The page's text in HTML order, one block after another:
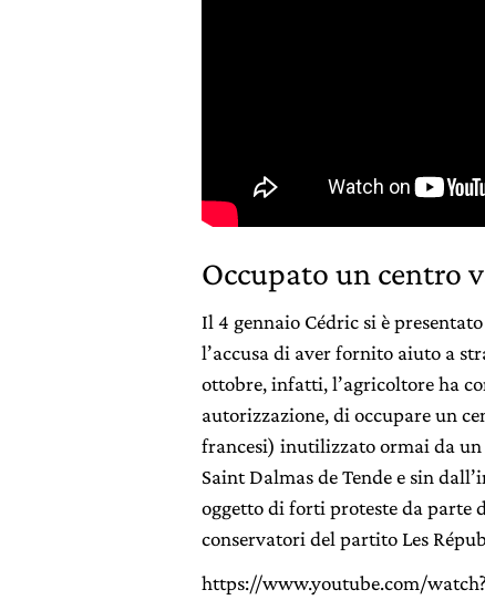
Occupato un centro
Il 4 gennaio Cédric si è presentato
l’accusa di aver fornito aiuto a
ottobre, infatti, l’agricoltore ha
autorizzazione, di occupare un
francesi) inutilizzato ormai da
Saint Dalmas de Tende e sin
oggetto di forti proteste da parte
conservatori del partito Les
https://www.youtube.com/